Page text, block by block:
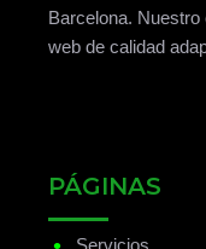
Barcelona.
web de calidad
PÁGINAS